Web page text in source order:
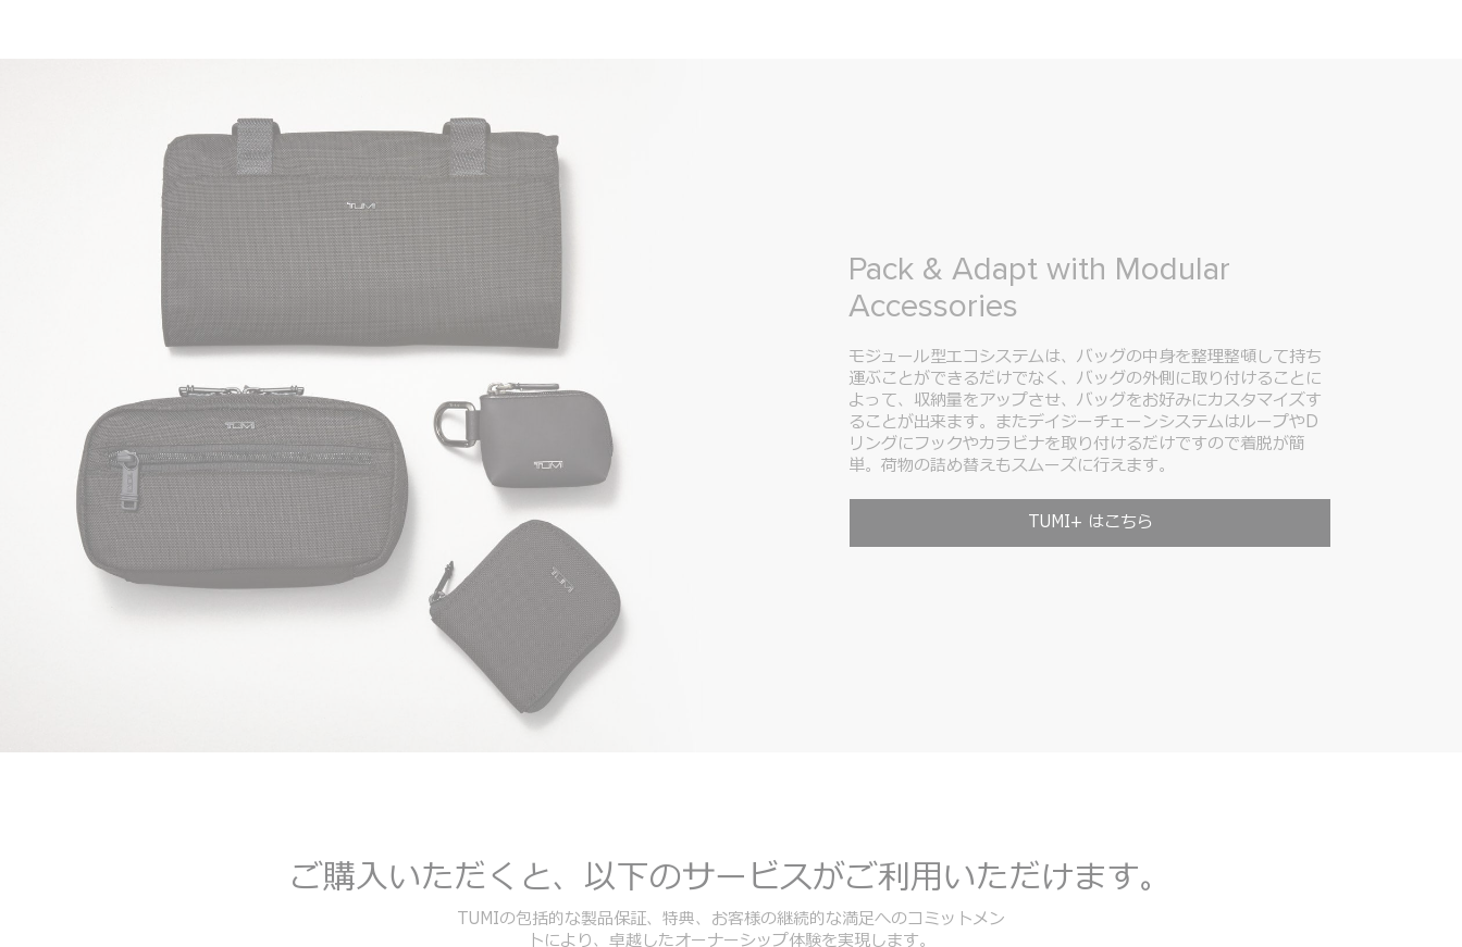
Pack & Adapt with Modular
Accessories
モジュール型エコシステムは、バッグの中身を整理整頓して持ち
運ぶことができるだけでなく、バッグの外側に取り付けることに
よって、収納量をアップさせ、バッグをお好みにカスタマイズす
ることが出来ます。またデイジーチェーンシステムはループやD
リングにフックやカラビナを取り付けるだけですので着脱が簡
単。荷物の詰め替えもスムーズに行えます。
TUMI+ はこちら
ご購入いただくと、以下のサービスがご利用いただけます。
TUMIの包括的な製品保証、特典、お客様の継続的な満足へのコミットメン
トにより、卓越したオーナーシップ体験を実現します。